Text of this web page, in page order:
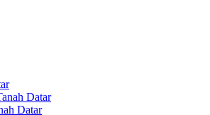
Datar
Datar